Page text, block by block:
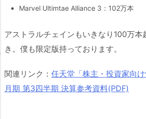
Marvel Ultimtae Alliance 3：102万本
アストラルチェインもいきなり100万本
き。僕も限定版持っております。
関連リンク： 任天堂「株主・投資家向け
月期 第3四半期 決算参考資料(PDF)